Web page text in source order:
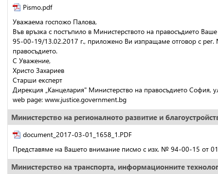
Pismo.pdf
Уважаема госпожо Палова,
Във връзка с постъпило в Министерството на правосъдието
95-00-19/13.02.2017 г., приложено Ви изпращаме отговор с
правосъдието.
С Уважение,
Христо Захариев
Старши експерт
Дирекция „Канцелария" Министерство на правосъдието София,
web page: www.justice.government.bg
Министерство на регионалното развитие и
document_2017-03-01_1658_1.PDF
Представяме на Вашето внимание писмо с изх. № 94-00-15 от
Министерство на транспорта, информационните